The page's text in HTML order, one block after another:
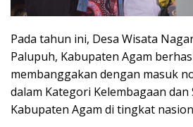
Pada tahun ini, Desa Wisata
Palupuh, Kabupaten Agam
membanggakan dengan masuk
dalam Kategori Kelembagaan dan
Kabupaten Agam di tingkat